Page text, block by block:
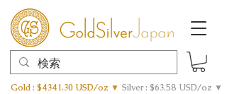
Gold : $4341.30 USD/oz ▼ Silver : $63.58 USD/oz ▼